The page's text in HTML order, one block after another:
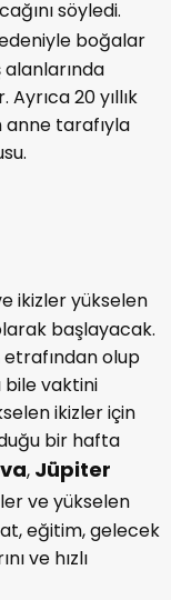
söyledi.
boğalar
Ayrıca 20 yıllık
tarafıyla
ikizler yükselen
başlayacak.
etrafından olup
bile vaktini
ikizler için
bir hafta
, Jüpiter
ve yükselen
eğitim, gelecek
ve hızlı